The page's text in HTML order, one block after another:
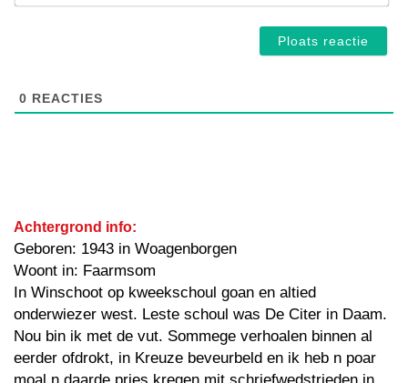
0 REACTIES
Achtergrond info:
Geboren: 1943 in Woagenborgen
Woont in: Faarmsom
In Winschoot op kweekschoul goan en altied
onderwiezer west. Leste schoul was De Citer in Daam.
Nou bin ik met de vut. Sommege verhoalen binnen al
eerder ofdrokt, in Kreuze beveurbeld en ik heb n poar